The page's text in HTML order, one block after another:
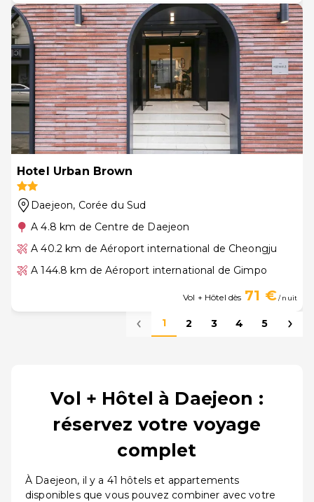
Hotel Urban Brown
Daejeon, Corée du Sud
A 4.8 km de Centre de Daejeon
A 40.2 km de Aéroport international de Cheongju
A 144.8 km de Aéroport international de Gimpo
Vol + Hôtel dès 71 €/ nuit
1 2 3 4 5
Vol + Hôtel à Daejeon :
réservez votre voyage
complet
À Daejeon, il y a 41 hôtels et appartements
disponibles que vous pouvez combiner avec votre